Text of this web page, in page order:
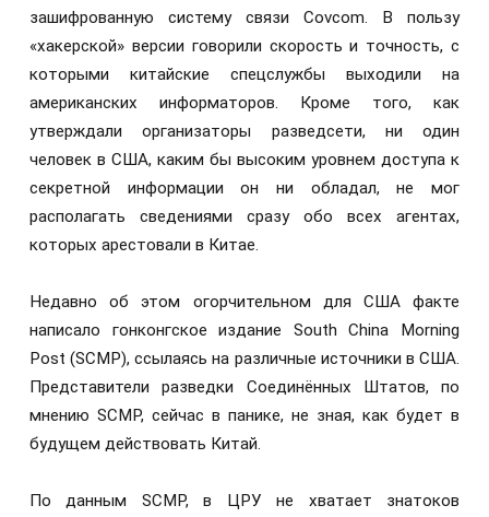
зашифрованную систему связи Covcom. В пользу
«хакерской» версии говорили скорость и точность, с
которыми китайские спецслужбы выходили на
американских информаторов. Кроме того, как
утверждали организаторы разведсети, ни один
человек в США, каким бы высоким уровнем доступа к
секретной информации он ни обладал, не мог
располагать сведениями сразу обо всех агентах,
которых арестовали в Китае.
Недавно об этом огорчительном для США факте
написало гонконгское издание South China Morning
Post (SCMP), ссылаясь на различные источники в США.
Представители разведки Соединённых Штатов, по
мнению SCMP, сейчас в панике, не зная, как будет в
будущем действовать Китай.
По данным SCMP, в ЦРУ не хватает знатоков